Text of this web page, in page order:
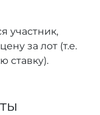
участник,
за лот (т.е.
ставку).